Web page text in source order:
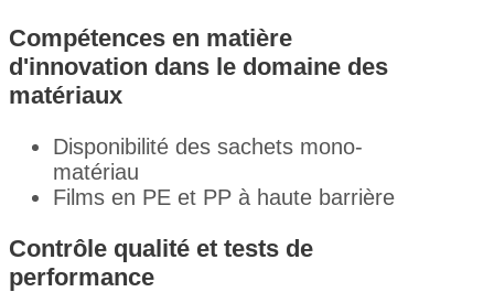
Compétences en matière
d'innovation dans le domaine des
matériaux
Disponibilité des sachets mono-
matériau
Films en PE et PP à haute barrière
Contrôle qualité et tests de
performance